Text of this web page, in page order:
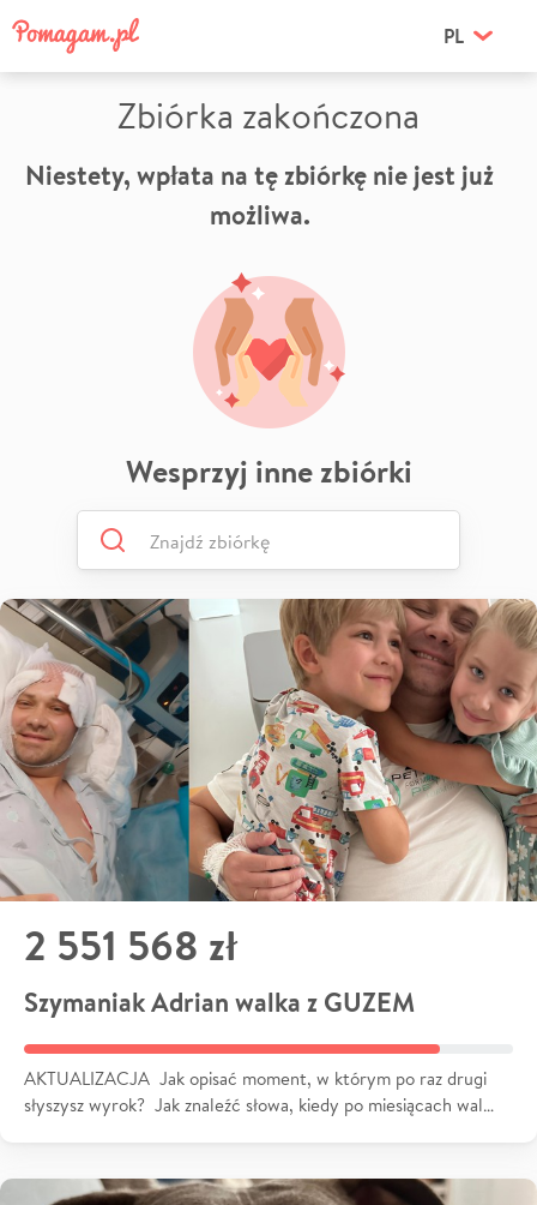
PL
Zbiórka zakończona
Niestety, wpłata na tę zbiórkę nie jest już
możliwa.
Wesprzyj inne zbiórki
2 551 568 zł
Szymaniak Adrian walka z GUZEM
AKTUALIZACJA Jak opisać moment, w którym po raz drugi
słyszysz wyrok? Jak znaleźć słowa, kiedy po miesiącach wal…